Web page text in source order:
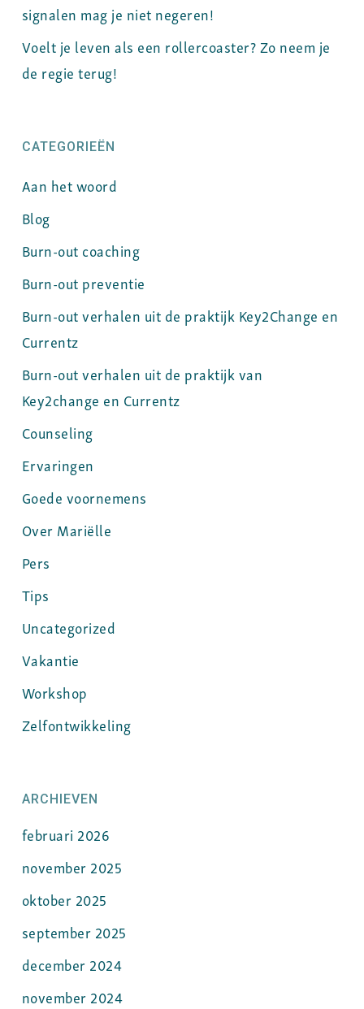
signalen mag je niet negeren!
Voelt je leven als een rollercoaster? Zo neem je
de regie terug!
CATEGORIEËN
Aan het woord
Blog
Burn-out coaching
Burn-out preventie
Burn-out verhalen uit de praktijk Key2Change en
Currentz
Burn-out verhalen uit de praktijk van
Key2change en Currentz
Counseling
Ervaringen
Goede voornemens
Over Mariëlle
Pers
Tips
Uncategorized
Vakantie
Workshop
Zelfontwikkeling
ARCHIEVEN
februari 2026
november 2025
oktober 2025
september 2025
december 2024
november 2024